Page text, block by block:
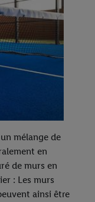
mélange de
en
de murs en
: Les murs
ainsi être